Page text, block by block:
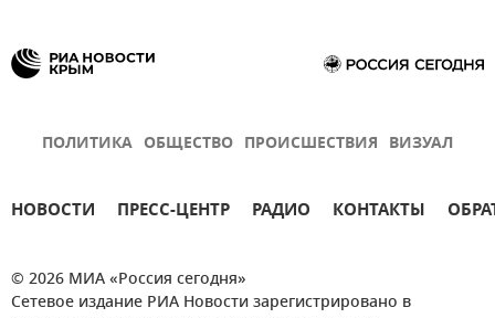
ПОЛИТИКА ОБЩЕСТВО ПРОИСШЕСТВИЯ ВИЗУАЛ
НОВОСТИ ПРЕСС-ЦЕНТР РАДИО КОНТАКТЫ
© 2026 МИА «Россия сегодня»
Сетевое издание РИА Новости зарегистрировано в